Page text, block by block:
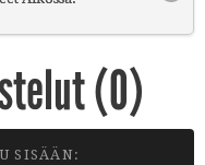
(0)
SISÄÄN: